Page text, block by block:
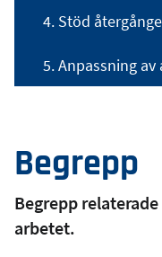
Begrepp
Begrepp
arbetet.
4. Stöd
5. Anpassning